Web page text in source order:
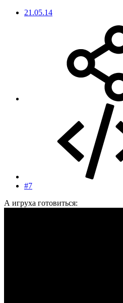
21.05.14
#7
А игруха готовиться: